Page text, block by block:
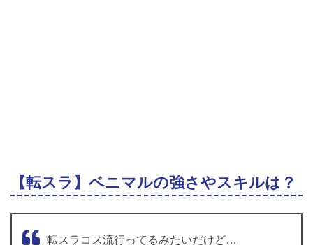
【転スラ】ベニマルの強さやスキルは？
転スラコス流行ってるみたいだけど…